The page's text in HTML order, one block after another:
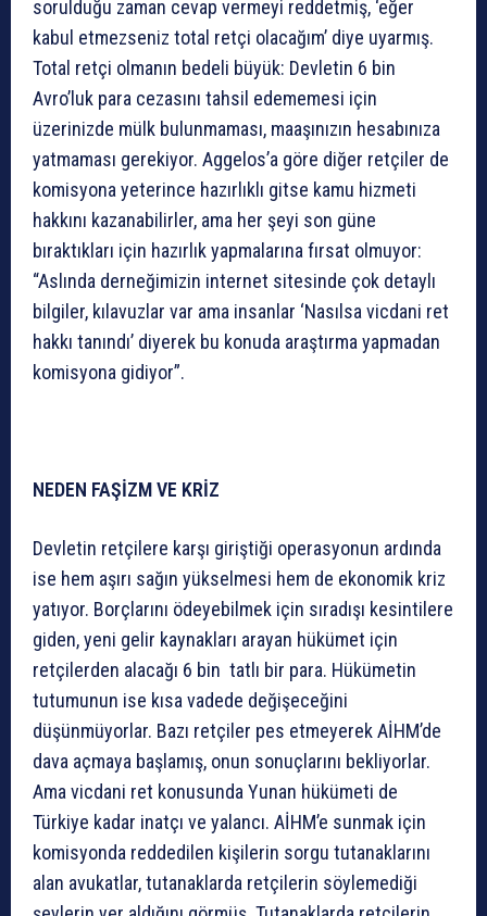
sorulduğu zaman cevap vermeyi reddetmiş, ‘eğer
kabul etmezseniz total retçi olacağım’ diye uyarmış.
Total retçi olmanın bedeli büyük: Devletin 6 bin
Avro’luk para cezasını tahsil edememesi için
üzerinizde mülk bulunmaması, maaşınızın hesabınıza
yatmaması gerekiyor. Aggelos’a göre diğer retçiler de
komisyona yeterince hazırlıklı gitse kamu hizmeti
hakkını kazanabilirler, ama her şeyi son güne
bıraktıkları için hazırlık yapmalarına fırsat olmuyor:
“Aslında derneğimizin internet sitesinde çok detaylı
bilgiler, kılavuzlar var ama insanlar ‘Nasılsa vicdani ret
hakkı tanındı’ diyerek bu konuda araştırma yapmadan
komisyona gidiyor”.
NEDEN FAŞİZM VE KRİZ
Devletin retçilere karşı giriştiği operasyonun ardında
ise hem aşırı sağın yükselmesi hem de ekonomik kriz
yatıyor. Borçlarını ödeyebilmek için sıradışı kesintilere
giden, yeni gelir kaynakları arayan hükümet için
retçilerden alacağı 6 bin tatlı bir para. Hükümetin
tutumunun ise kısa vadede değişeceğini
düşünmüyorlar. Bazı retçiler pes etmeyerek AİHM’de
dava açmaya başlamış, onun sonuçlarını bekliyorlar.
Ama vicdani ret konusunda Yunan hükümeti de
Türkiye kadar inatçı ve yalancı. AİHM’e sunmak için
komisyonda reddedilen kişilerin sorgu tutanaklarını
alan avukatlar, tutanaklarda retçilerin söylemediği